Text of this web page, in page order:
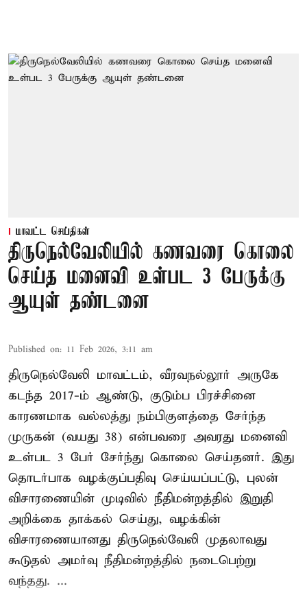
மாவட்ட செய்திகள்
திருநெல்வேலியில் கணவரை கொலை
செய்த மனைவி உள்பட 3 பேருக்கு
ஆயுள் தண்டனை
Published on: 11 Feb 2026, 3:11 am
திருநெல்வேலி மாவட்டம், வீரவநல்லூர் அருகே
கடந்த 2017-ம் ஆண்டு, குடும்ப பிரச்சினை
காரணமாக வல்லத்து நம்பிகுளத்தை சேர்ந்த
முருகன் (வயது 38) என்பவரை அவரது மனைவி
உள்பட 3 பேர் சேர்ந்து கொலை செய்தனர். இது
தொடர்பாக வழக்குப்பதிவு செய்யப்பட்டு, புலன்
விசாரணையின் முடிவில் நீதிமன்றத்தில் இறுதி
அறிக்கை தாக்கல் செய்து, வழக்கின்
விசாரணையானது திருநெல்வேலி முதலாவது
கூடுதல் அமர்வு நீதிமன்றத்தில் நடைபெற்று
வந்தது. ...